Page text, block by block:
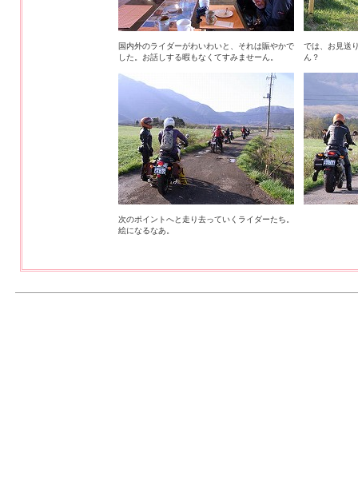
国内外のライダーがわいわいと、それは賑やかで
した。お話しする暇もなくてすみませーん。
では、お見送
ん？
次のポイントへと走り去っていくライダーたち。
絵になるなあ。